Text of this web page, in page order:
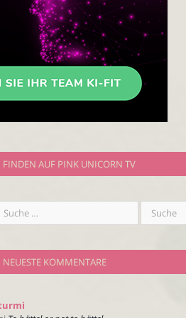
FINDEN AUF PINK UNICORN TV
NEUESTE KOMMENTARE